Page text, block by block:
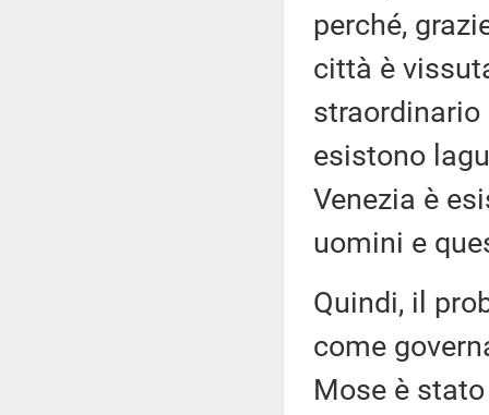
perché,
città è
esistono
Venezia è
uomini e
Quindi, il
come
Mose è